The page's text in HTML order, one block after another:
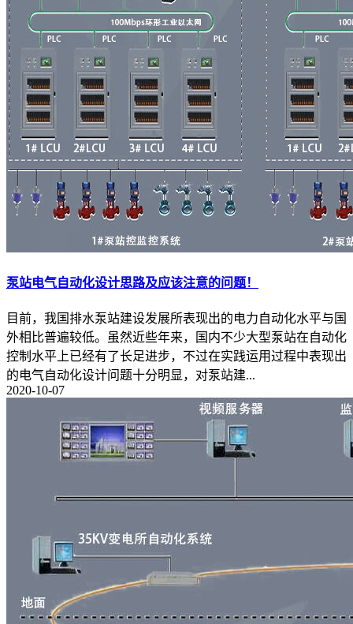
泵站电气自动化设计思路及应该注意的问题！
目前，我国排水泵站建设发展所表现出的电力自动化水平与国
外相比普遍较低。虽然近些年来，国内不少大型泵站在自动化
控制水平上已经有了长足进步，不过在实践运用过程中表现出
的电气自动化设计问题十分明显，对泵站建...
2020-10-07